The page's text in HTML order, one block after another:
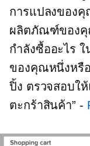
การแปลงของ
ผลิตภัณฑ์ของคุ
กำลังซื้ออะไร
ของคุณหนึ่งหรื
ปิ้ง ตรวจสอบใ
ตะกร้าสินค้า” -